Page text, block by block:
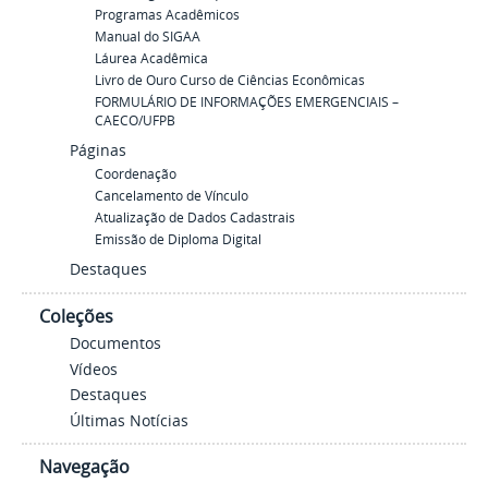
Programas Acadêmicos
Manual do SIGAA
Láurea Acadêmica
Livro de Ouro Curso de Ciências Econômicas
FORMULÁRIO DE INFORMAÇÕES EMERGENCIAIS –
CAECO/UFPB
Páginas
Coordenação
Cancelamento de Vínculo
Atualização de Dados Cadastrais
Emissão de Diploma Digital
Destaques
Coleções
Documentos
Vídeos
Destaques
Últimas Notícias
Navegação